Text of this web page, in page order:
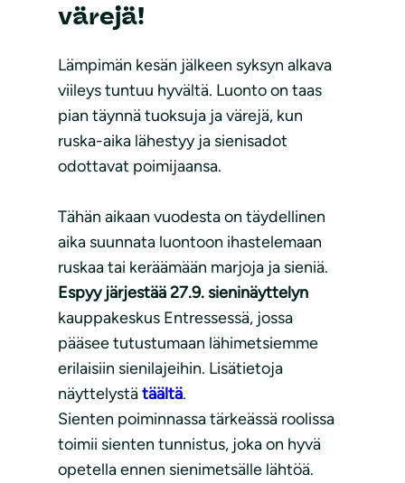
värejä!
Lämpimän kesän jälkeen syksyn alkava
viileys tuntuu hyvältä. Luonto on taas
pian täynnä tuoksuja ja värejä, kun
ruska-aika lähestyy ja sienisadot
odottavat poimijaansa.
Tähän aikaan vuodesta on täydellinen
aika suunnata luontoon ihastelemaan
ruskaa tai keräämään marjoja ja sieniä.
Espyy järjestää 27.9. sieninäyttelyn
kauppakeskus Entressessä, jossa
pääsee tutustumaan lähimetsiemme
erilaisiin sienilajeihin. Lisätietoja
näyttelystätäältä.
Sienten poiminnassa tärkeässä roolissa
toimii sienten tunnistus, joka on hyvä
opetella ennen sienimetsälle lähtöä.